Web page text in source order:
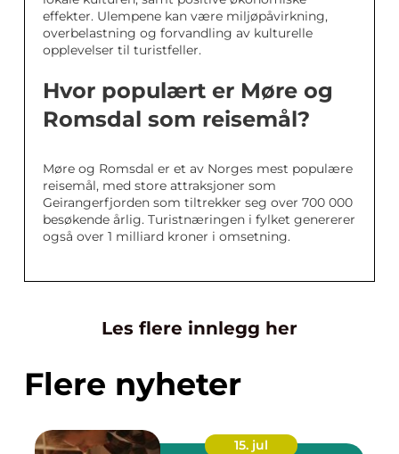
effekter. Ulempene kan være miljøpåvirkning,
overbelastning og forvandling av kulturelle
opplevelser til turistfeller.
Hvor populært er Møre og
Romsdal som reisemål?
Møre og Romsdal er et av Norges mest populære
reisemål, med store attraksjoner som
Geirangerfjorden som tiltrekker seg over 700 000
besøkende årlig. Turistnæringen i fylket genererer
også over 1 milliard kroner i omsetning.
Les flere innlegg her
Flere nyheter
15. jul